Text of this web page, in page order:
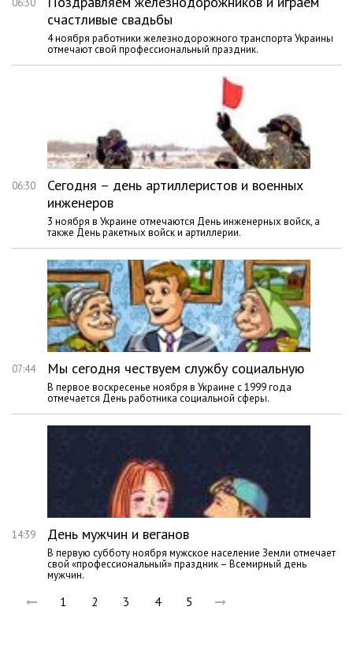
06:30
счастливые свадьбы
4 ноября работники железнодорожного транспорта Украины
отмечают свой профессиональный праздник.
06:30
Сегодня – день артиллеристов и военных
инженеров
3 ноября в Украине отмечаются День инженерных войск, а
также День ракетных войск и артиллерии.
07:44 Мы сегодня чествуем службу социальную
В первое воскресенье ноября в Украине с 1999 года
отмечается День работника социальной сферы.
14:39 День мужчин и веганов
В первую субботу ноября мужское население Земли отмечает
свой «профессиональный» праздник – Всемирный день
мужчин.
1 2 3 4 5